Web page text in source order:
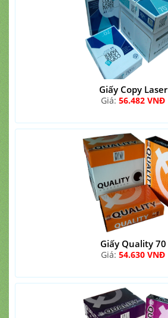
Giấy Copy Laser
Giá: 56.482 VNĐ
Giấy Quality 70
Giá: 54.630 VNĐ